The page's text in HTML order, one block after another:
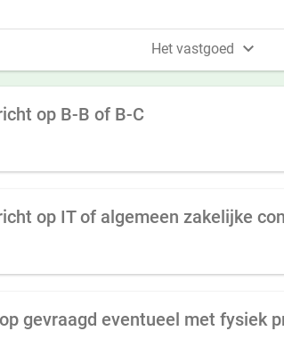
Het vastgoed 
op B-B of B-C
op IT of algemeen zakelijke
gevraagd eventueel met fysiek